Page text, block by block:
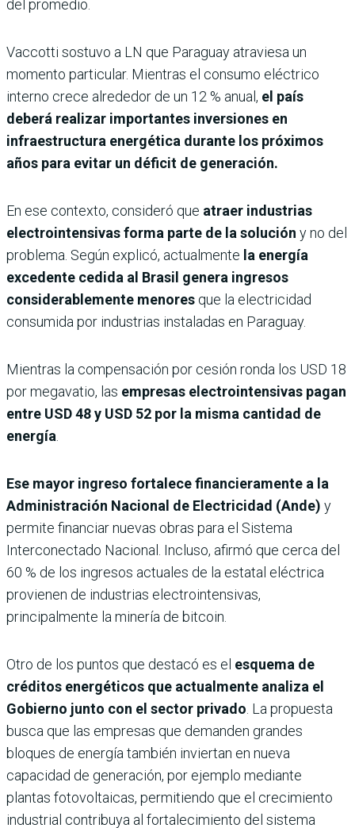
del promedio.
Vaccotti sostuvo a LN que Paraguay atraviesa un
momento particular. Mientras el consumo eléctrico
interno crece alrededor de un 12 % anual, el país
deberá realizar importantes inversiones en
infraestructura energética durante los próximos
años para evitar un déficit de generación.
En ese contexto, consideró que atraer industrias
electrointensivas forma parte de la solución y no del
problema. Según explicó, actualmente la energía
excedente cedida al Brasil genera ingresos
considerablemente menores que la electricidad
consumida por industrias instaladas en Paraguay.
Mientras la compensación por cesión ronda los USD 18
por megavatio, las empresas electrointensivas pagan
entre USD 48 y USD 52 por la misma cantidad de
energía.
Ese mayor ingreso fortalece financieramente a la
Administración Nacional de Electricidad (Ande) y
permite financiar nuevas obras para el Sistema
Interconectado Nacional. Incluso, afirmó que cerca del
60 % de los ingresos actuales de la estatal eléctrica
provienen de industrias electrointensivas,
principalmente la minería de bitcoin.
Otro de los puntos que destacó es el esquema de
créditos energéticos que actualmente analiza el
Gobierno junto con el sector privado. La propuesta
busca que las empresas que demanden grandes
bloques de energía también inviertan en nueva
capacidad de generación, por ejemplo mediante
plantas fotovoltaicas, permitiendo que el crecimiento
industrial contribuya al fortalecimiento del sistema